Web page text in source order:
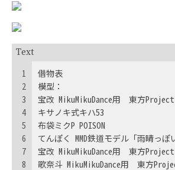
Text
1
2
3
4
5
6
7
8
借物表
模型：
宝改 MikuMikuDance用　東方Project
キサノキ式キハ53
布袋ミクP POISON
てんぽく MMD鉄道モデル「雨晴っぽ
宝改 MikuMikuDance用　東方
歌奈斗 MikuMikuDance用　東方